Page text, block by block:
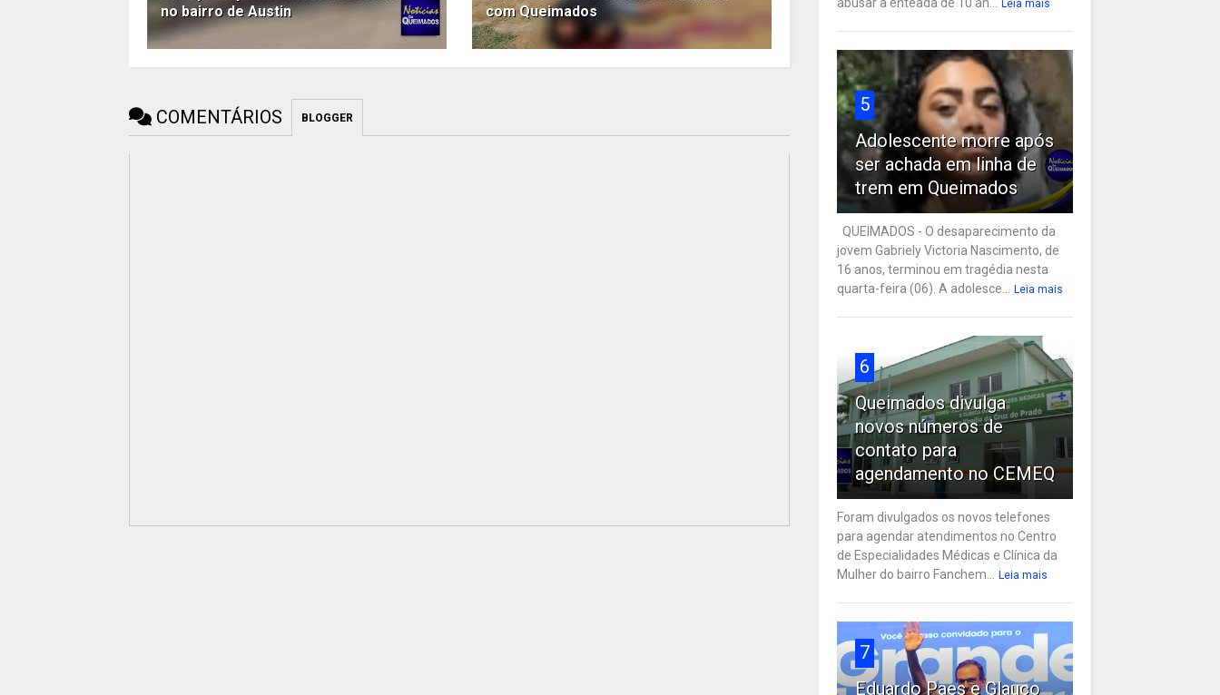
no bairro de Austin
com Queimados
COMENTÁRIOS BLOGGER
Leia mais
5
Adolescente morre após
ser achada em linha de
trem em Queimados
QUEIMADOS - O desaparecimento da
jovem Gabriely Victoria Nascimento, de
16 anos, terminou em tragédia nesta
quarta-feira (06). A adolesce...
Leia mais
6
Queimados divulga
novos números de
contato para
agendamento no CEMEQ
Foram divulgados os novos telefones
para agendar atendimentos no Centro
de Especialidades Médicas e Clínica da
Mulher do bairro Fanchem...
Leia mais
7
Eduardo Paes e Glauco